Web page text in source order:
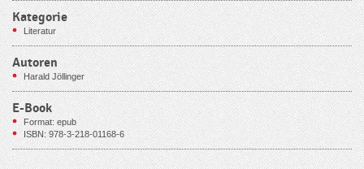
Kategorie
Literatur
Autoren
Harald Jöllinger
E-Book
Format: epub
ISBN: 978-3-218-01168-6